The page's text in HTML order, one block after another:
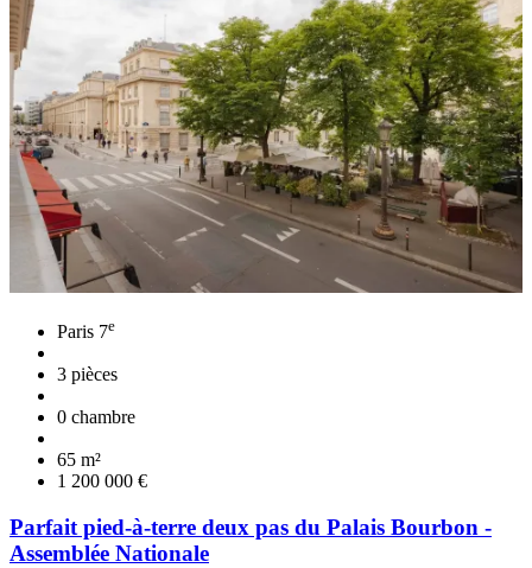
Paris 7e
3 pièces
0 chambre
65 m²
1 200 000 €
Parfait pied-à-terre deux pas du Palais Bourbon -
Assemblée Nationale